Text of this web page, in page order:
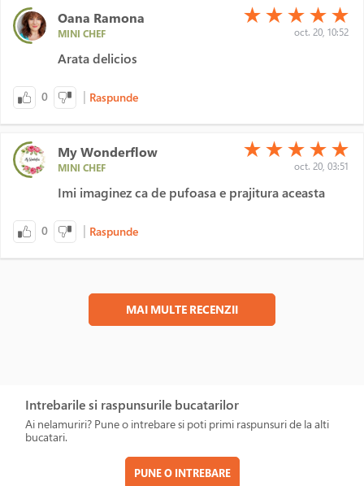
Oana Ramona
MINI CHEF
(*)
★ (*)
★ (*)
★ (*)
★ (*)
★
oct. 20, 10:52
Arata delicios
0 | Raspunde
My Wonderflow
MINI CHEF
(*)
★ (*)
★ (*)
★ (*)
★ (*)
★
oct. 20, 03:51
Imi imaginez ca de pufoasa e prajitura aceasta
0 | Raspunde
MAI MULTE RECENZII
Intrebarile si raspunsurile bucatarilor
Ai nelamuriri? Pune o intrebare si poti primi raspunsuri de la alti
bucatari.
PUNE O INTREBARE